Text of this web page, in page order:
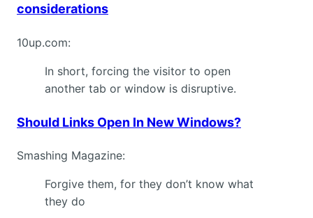
considerations
10up.com:
In short, forcing the visitor to open
another tab or window is disruptive.
Should Links Open In New Windows?
Smashing Magazine:
Forgive them, for they don’t know what
they do